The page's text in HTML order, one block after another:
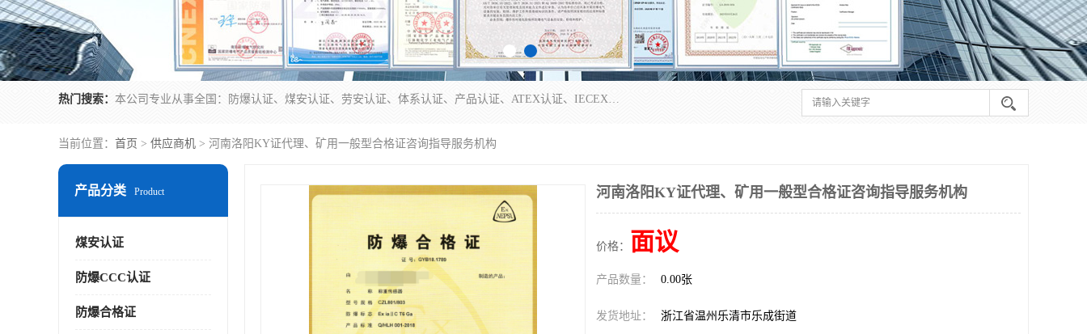
热门搜索： 本公司专业从事全国：防爆认证、煤安认证、劳安认证、体系认证、产品认证、ATEX认证、IECEX认证、消防产品认证、生产认可证、验厂指导、认证技术支持、企业管理策划等一站式咨询服务。 用我们的智慧、经验、真诚与勤恳，分享成长的喜悦！ 全国24小时咨询热线：* 认证咨询：张老师（全国*）
当前位置： 首页 > 供应商机 > 河南洛阳KY证代理、矿用一般型合格证咨询指导服务机构
产品分类 Product
煤安认证
防爆CCC认证
防爆合格证
河南洛阳KY证代理、矿用一般型合格证咨询指导服务机构
价格： 面议
产品数量： 0.00张
发货地址： 浙江省温州乐清市乐成街道